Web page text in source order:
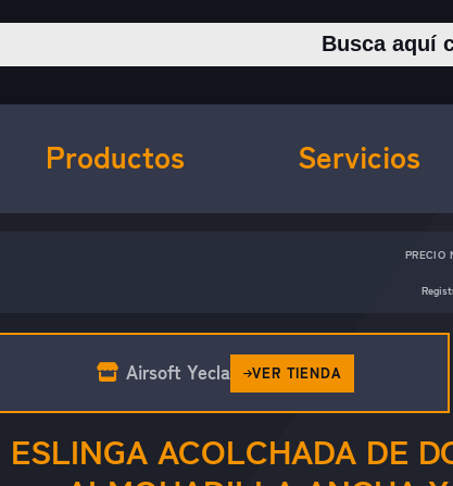
Productos Servicios
PRECIO
Airsoft Yecla VER TIENDA
ESLINGA ACOLCHADA DE